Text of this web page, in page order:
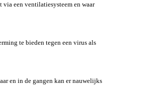
een ventilatiesysteem en waar
te bieden tegen een virus als
en in de gangen kan er nauwelijks